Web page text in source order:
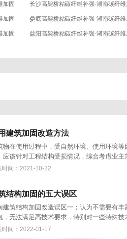
加固 长沙高架桥粘碳纤维补强-湖南碳纤
加固 娄底高架桥粘碳纤维补强-湖南碳纤
加固 益阳高架桥粘碳纤维补强-湖南碳纤
建筑加固改造方法
物在使用过程中，受自然环境、使用环境
应该针对工程结构受损情况，综合考虑业
时间：2021-10-22
结构加固的五大误区
建筑结构加固改造误区一；认为不需要有
，无法满足高技术要求，特别对一些特殊
时间：2022-01-17